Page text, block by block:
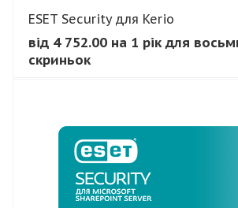
ESET Security для Kerio
від 4 752.00 на 1 рік для
скриньок